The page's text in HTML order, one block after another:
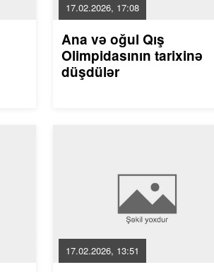
17.02.2026, 17:08
Ana və oğul Qış
Olimpidasının tarixinə
düşdülər
17.02.2026, 13:51